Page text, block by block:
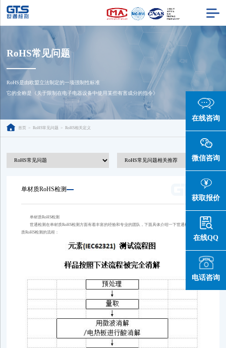
RoHS常见问题
RoHS是由欧盟立法制定的一项强制性标准
它的全称是《关于限制在电子电器设备中使用某些有害成分的指令》
首页 > RoHS常见问题 > RoHS相关定义
单材质RoHS检测
单材质RoHS检测
世通检测在单材质RoHS检测方面有着丰富的经验和专业的团队，下面具体介绍一下世通检测单材
质RoHS检测的流程：
在线咨询
微信咨询
获取报价
在线QQ
电话咨询